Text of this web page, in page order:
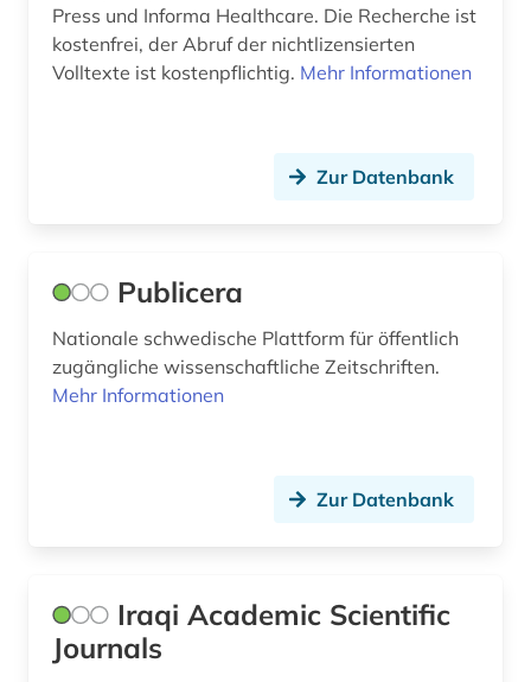
münchen (1)
naher osten (1)
naturwissenschaften (9)
neuseeland (1)
nordafrika (1)
Press und Informa Healthcare. Die Recherche ist
kostenfrei, der Abruf der nichtlizensierten
Volltexte ist kostenpflichtig. Mehr Informationen
Zur Datenbank
Publicera
Nationale schwedische Plattform für öffentlich
zugängliche wissenschaftliche Zeitschriften.
Mehr Informationen
Zur Datenbank
Iraqi Academic Scientific
Journals